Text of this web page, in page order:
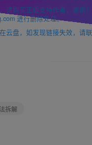
请购买正版支持作者，谢谢
进行删除处理。
云盘，如发现链接失效，请
拆解